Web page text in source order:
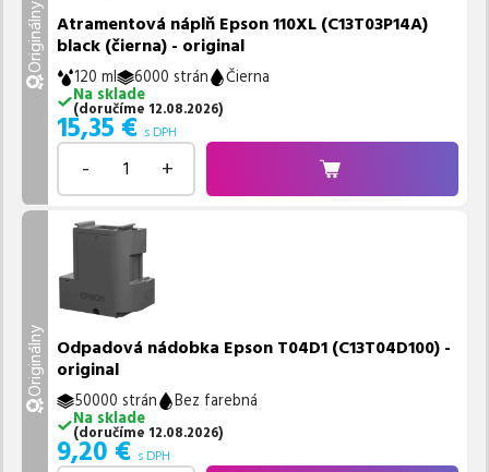
Originálny Atramentová náplň Epson 110XL (C13T03P14A)
black (čierna) - original
120 ml 6000 strán
Čierna
Na sklade
(doručíme 12.08.2026)
15,35 € s DPH
- +
Originálny Odpadová nádobka Epson T04D1 (C13T04D100) -
original
50000 strán
Bez farebná
Na sklade
(doručíme 12.08.2026)
9,20 € s DPH